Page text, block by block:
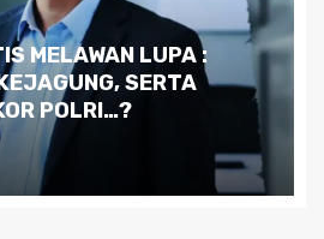
Tengah Krisis:
Daya Alam dan
Tak Kreatif